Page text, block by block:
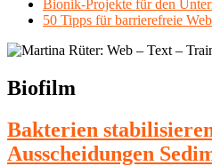
Bionik-Projekte für den
50 Tipps für barrierefreie
Schlagwort:
Biofilm
Bakterien
Ausscheidungen